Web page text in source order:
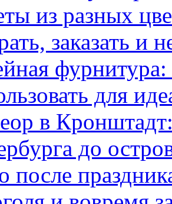
из разных
заказать и
фурнитура:
для
в
до
после